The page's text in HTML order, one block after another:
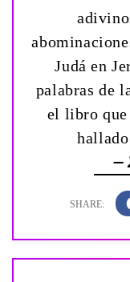
Judá en
palabras de
el libro que
hallado
—